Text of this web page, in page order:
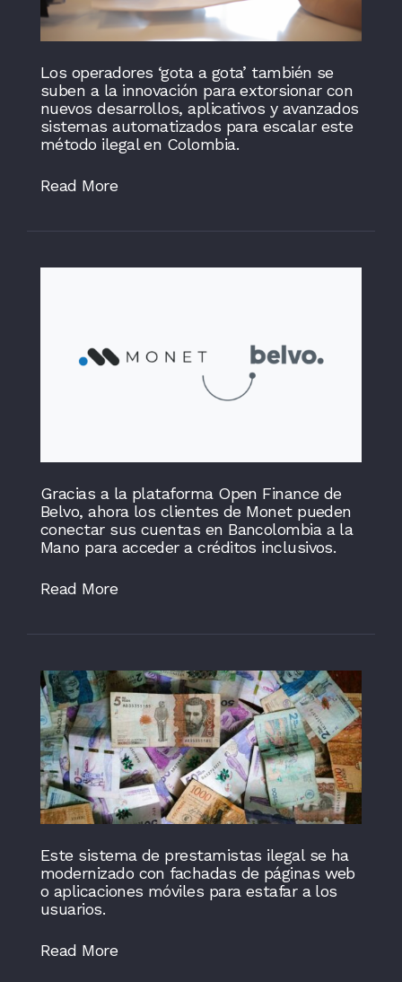
Los operadores ‘gota a gota’ también se
suben a la innovación para extorsionar con
nuevos desarrollos, aplicativos y avanzados
sistemas automatizados para escalar este
método ilegal en Colombia.
Read More
Gracias a la plataforma Open Finance de
Belvo, ahora los clientes de Monet pueden
conectar sus cuentas en Bancolombia a la
Mano para acceder a créditos inclusivos.
Read More
Este sistema de prestamistas ilegal se ha
modernizado con fachadas de páginas web
o aplicaciones móviles para estafar a los
usuarios.
Read More